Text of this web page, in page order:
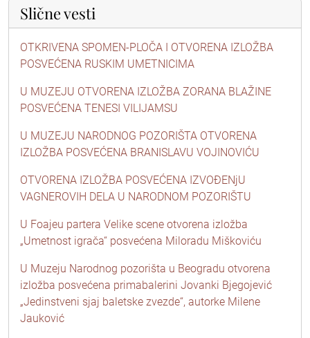
Slične vesti
OTKRIVENA SPOMEN-PLOČA I OTVORENA IZLOŽBA
POSVEĆENA RUSKIM UMETNICIMA
U MUZEJU OTVORENA IZLOŽBA ZORANA BLAŽINE
POSVEĆENA TENESI VILIJAMSU
U MUZEJU NARODNOG POZORIŠTA OTVORENA
IZLOŽBA POSVEĆENA BRANISLAVU VOJINOVIĆU
OTVORENA IZLOŽBA POSVEĆENA IZVOĐENjU
VAGNEROVIH DELA U NARODNOM POZORIŠTU
U Foajeu partera Velike scene otvorena izložba
„Umetnost igrača“ posvećena Miloradu Miškoviću
U Muzeju Narodnog pozorišta u Beogradu otvorena
izložba posvećena primabalerini Jovanki Bjegojević
„Jedinstveni sjaj baletske zvezde“, autorke Milene
Jauković